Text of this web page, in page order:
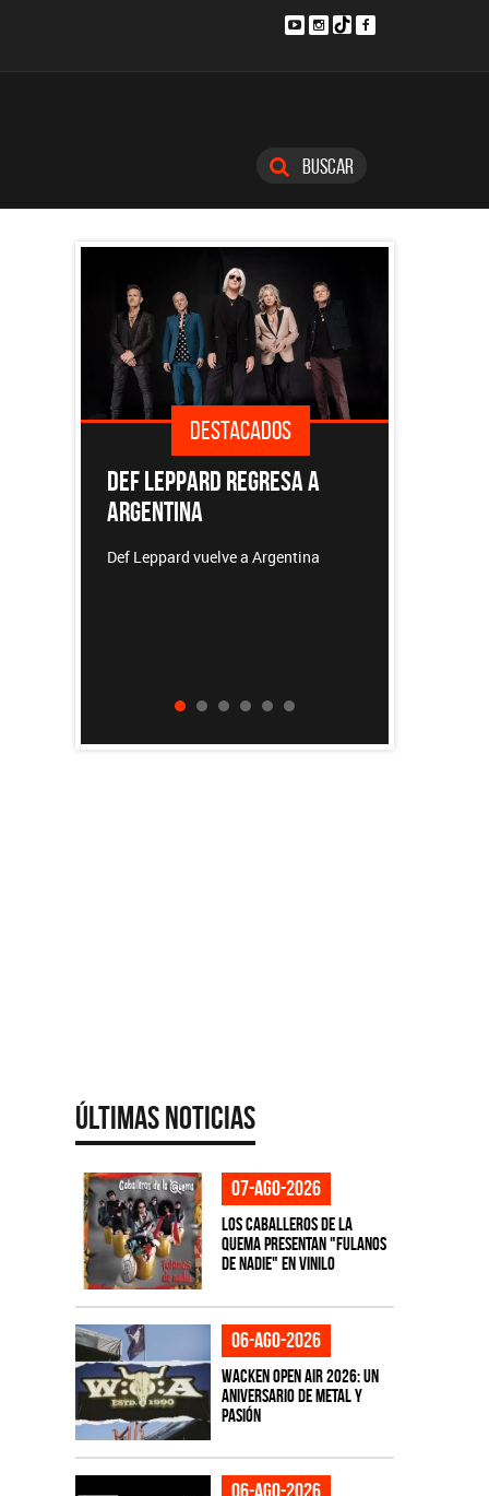
Buscar
DESTACADOS
EL DOCUMENTAL DE LOS
REDONDOS
Patricio Rey y sus Redonditos de
Últimas Noticias
07-ago-2026
Los Caballeros de la
Quema presentan "Fulanos
de Nadie" en vinilo
06-ago-2026
Wacken Open Air 2026: Un
aniversario de metal y
pasión
06-ago-2026